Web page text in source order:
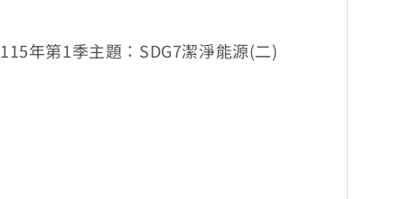
115年第1季主題：SDG7潔淨能源(二)